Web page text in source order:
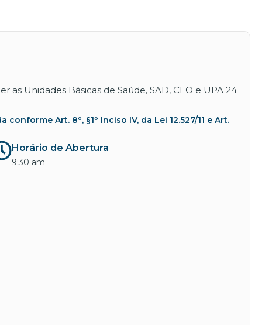
Unidades Básicas de Saúde, SAD, CEO e UPA 24
Art. 8º, §1º Inciso IV, da Lei 12.527/11 e Art.
Horário de Abertura
9:30 am